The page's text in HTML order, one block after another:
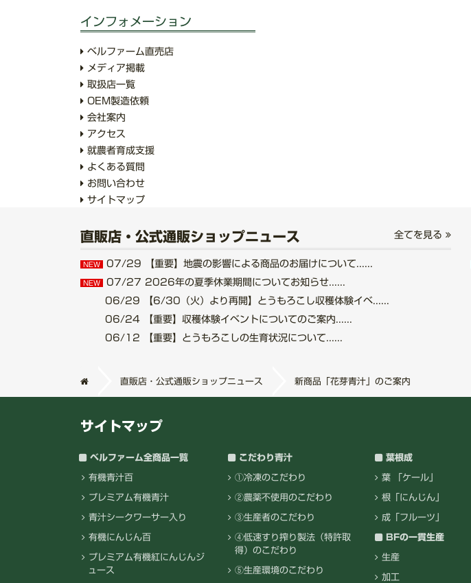
インフォメーション
ベルファーム直売店
メディア掲載
取扱店一覧
OEM製造依頼
会社案内
アクセス
就農者育成支援
よくある質問
お問い合わせ
サイトマップ
直販店・公式通販ショップニュース 全てを見る
NEW 07/29 【重要】地震の影響による商品のお届けについて......
NEW 07/27 2026年の夏季休業期間についてお知らせ......
06/29 【6/30（火）より再開】とうもろこし収穫体験イベ......
06/24 【重要】収穫体験イベントについてのご案内......
06/12 【重要】とうもろこしの生育状況について......
直販店・公式通販ショップニュース 新商品「花芽青汁」のご案内
サイトマップ
ベルファーム全商品一覧
有機青汁百
プレミアム有機青汁
青汁シークワーサー入り
有機にんじん百
プレミアム有機紅にんじんジ
ュース
こだわり青汁
①冷凍のこだわり
②農薬不使用のこだわり
③生産者のこだわり
④低速すり搾り製法（特許取
得）のこだわり
⑤生産環境のこだわり
葉根成
葉 「ケール」
根「にんじん」
成「フルーツ」
BFの一貫生産
生産
加工